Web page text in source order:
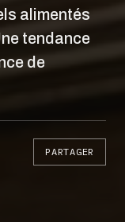
alimentés
tendance
de
PARTAGER